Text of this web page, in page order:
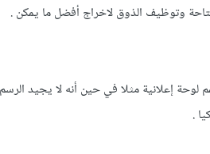
وتوظيف الذوق لاخراج أفضل ما يمكن .
إعلانية مثلا في حين أنه لا يجيد
.